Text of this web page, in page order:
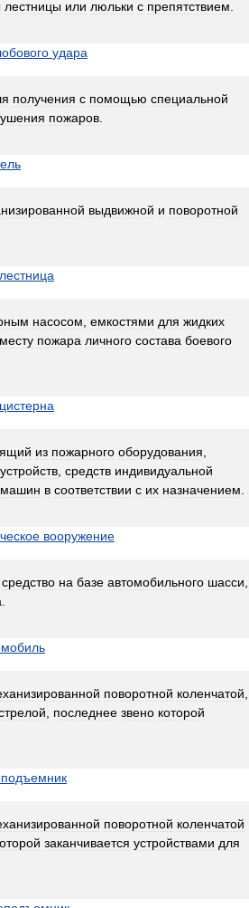
лестницы или люльки с препятствием
удара
получения с помощью специальной
пожаров
выдвижной и поворотной
насосом емкостями для жидких
месту пожара личного состава боевого
из пожарного оборудования
устройств средств индивидуальной
машин в соответствии с их назначением
вооружение
средство на базе автомобильного шасси
поворотной коленчатой
последнее звено которой
поворотной коленчатой
заканчивается устройствами для